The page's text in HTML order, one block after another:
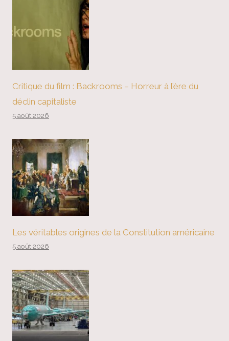
Critique du film : Backrooms – Horreur à l’ère du
déclin capitaliste
5 août 2026
Les véritables origines de la Constitution américaine
5 août 2026